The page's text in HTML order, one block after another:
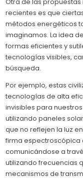
recientes es que
métodos energéticos
imaginamos. La idea
formas eficientes y
tecnologías visibles,
búsqueda.
Por ejemplo, estas
tecnologías de alta
invisibles para
utilizando paneles
que no reflejen la luz
firma espectroscópica
comunicándose a
utilizando frecuencias
mecanismos de